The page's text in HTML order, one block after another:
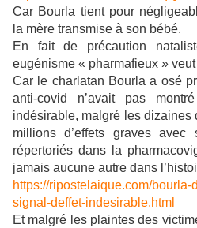
Car Bourla tient pour
la mère transmise à son bébé.
En fait de précaution
eugénisme « pharmafieux »
Car le charlatan Bourla a osé
anti-covid n’avait pas
indésirable, malgré les
millions d’effets graves avec
répertoriés dans la
jamais aucune autre dans
https://ripostelaique.com/
signal-deffet-indesirable.html
Et malgré les plaintes des